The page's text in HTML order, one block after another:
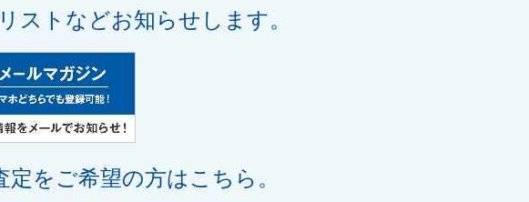
ストなどお知らせします。
をご希望の方はこちら。